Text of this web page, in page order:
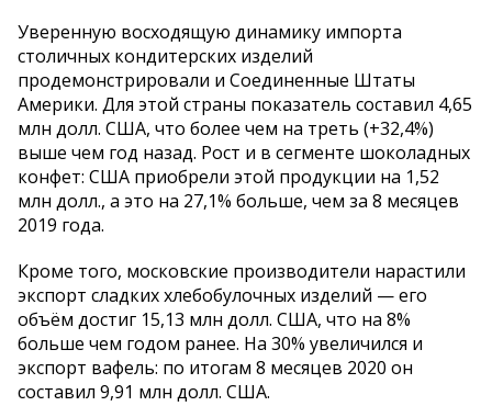
Уверенную восходящую динамику импорта
столичных кондитерских изделий
продемонстрировали и Соединенные Штаты
Америки. Для этой страны показатель составил 4,65
млн долл. США, что более чем на треть (+32,4%)
выше чем год назад. Рост и в сегменте шоколадных
конфет: США приобрели этой продукции на 1,52
млн долл., а это на 27,1% больше, чем за 8 месяцев
2019 года.
Кроме того, московские производители нарастили
экспорт сладких хлебобулочных изделий — его
объём достиг 15,13 млн долл. США, что на 8%
больше чем годом ранее. На 30% увеличился и
экспорт вафель: по итогам 8 месяцев 2020 он
составил 9,91 млн долл. США.